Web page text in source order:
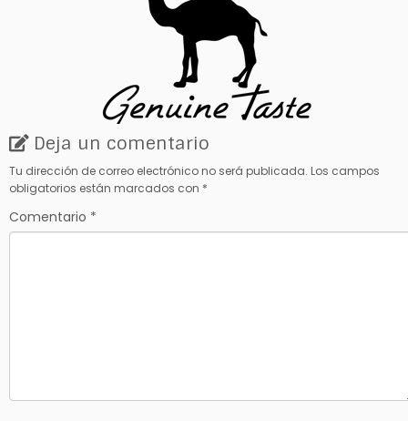
Deja un comentario
Tu dirección de correo electrónico no será publicada. Los campos
obligatorios están marcados con *
Comentario *